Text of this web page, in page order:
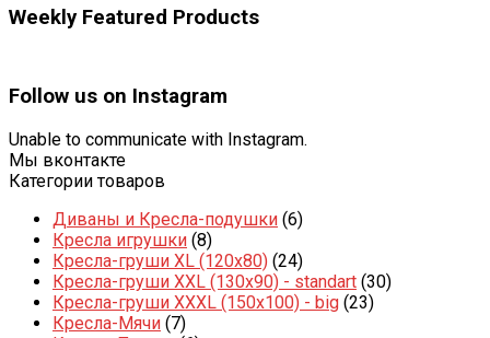
Weekly Featured Products
Follow us on Instagram
Unable to communicate with Instagram.
Мы вконтакте
Категории товаров
Диваны и Кресла-подушки (6)
Кресла игрушки (8)
Кресла-груши XL (120x80) (24)
Кресла-груши XXL (130x90) - standart (30)
Кресла-груши XXXL (150x100) - big (23)
Кресла-Мячи (7)